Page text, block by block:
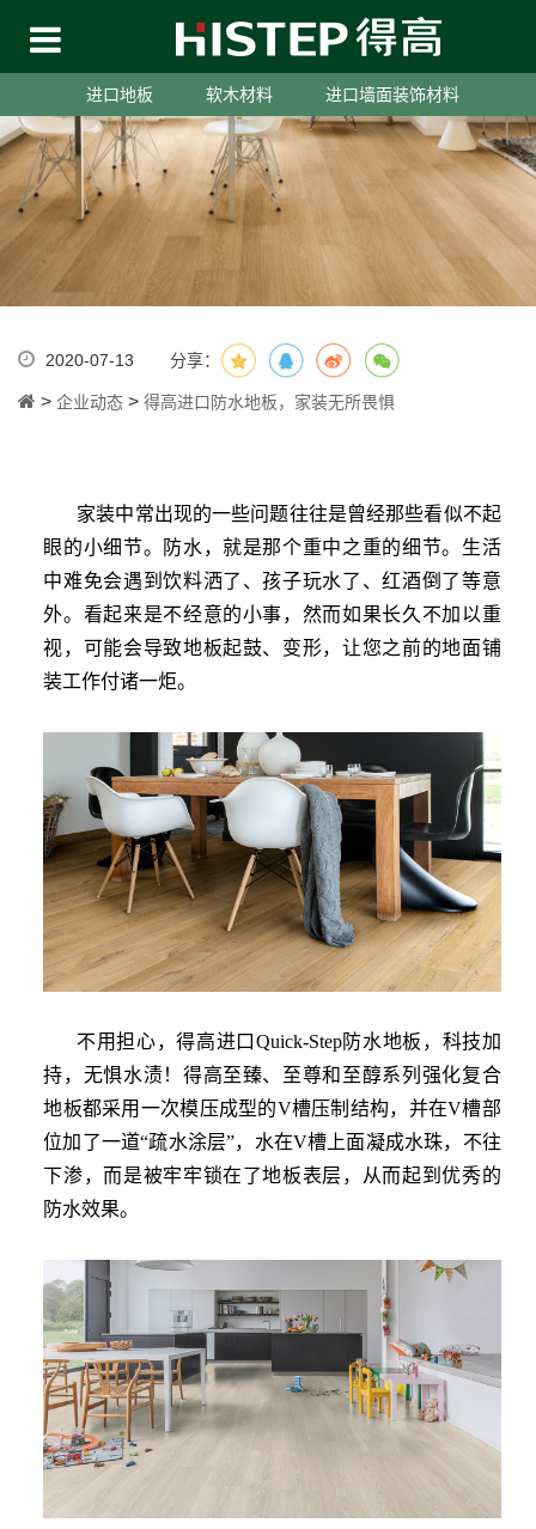
进口地板 软木材料 进口墙面装饰材料
2020-07-13 分享：
> 企业动态 > 得高进口防水地板，家装无所畏惧
家装中常出现的一些问题往往是曾经那些看似不起
眼的小细节。防水，就是那个重中之重的细节。生活
中难免会遇到饮料洒了、孩子玩水了、红酒倒了等意
外。看起来是不经意的小事，然而如果长久不加以重
视，可能会导致地板起鼓、变形，让您之前的地面铺
装工作付诸一炬。
不用担心，得高进口 Quick-Step防水地板，科技加
持，无惧水渍！得高至臻、至尊和至醇系列强化复合
地板都采用一次模压成型的V槽压制结构，并在V槽部
位加了一道“疏水涂层”，水在V槽上面凝成水珠，不往
下渗，而是被牢牢锁在了地板表层，从而起到优秀的
防水效果。